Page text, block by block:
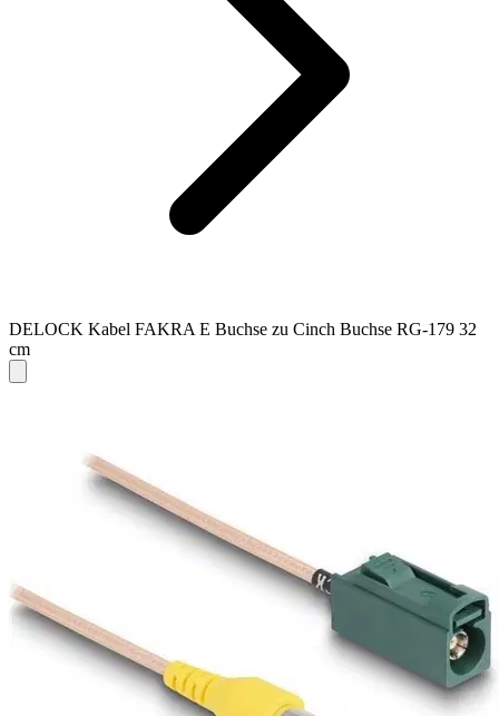
DELOCK Kabel FAKRA E Buchse zu Cinch Buchse RG-179 32
cm